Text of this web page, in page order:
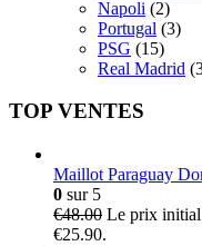
Napoli (2)
Portugal (3)
PSG (15)
Real Madrid
TOP VENTES
Maillot Paraguay
0 sur 5
€48.00 Le prix initial
€25.90.